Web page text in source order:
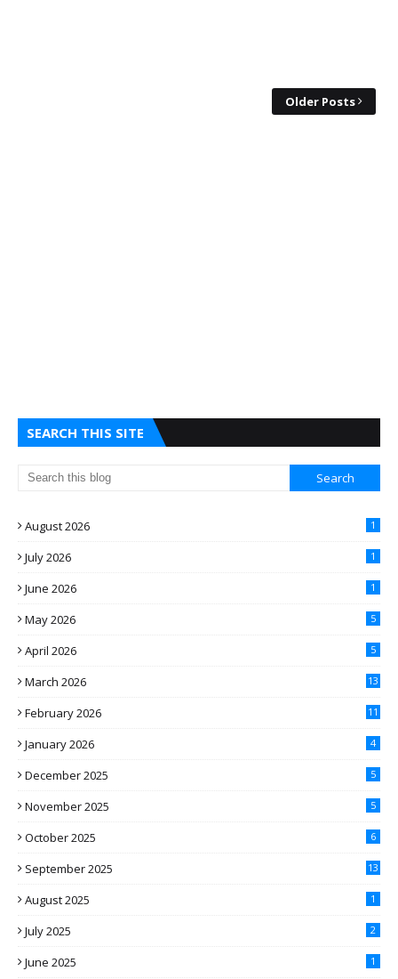
Older Posts
SEARCH THIS SITE
August 2026 1
July 2026 1
June 2026 1
May 2026 5
April 2026 5
March 2026 13
February 2026 11
January 2026 4
December 2025 5
November 2025 5
October 2025 6
September 2025 13
August 2025 1
July 2025 2
June 2025 1